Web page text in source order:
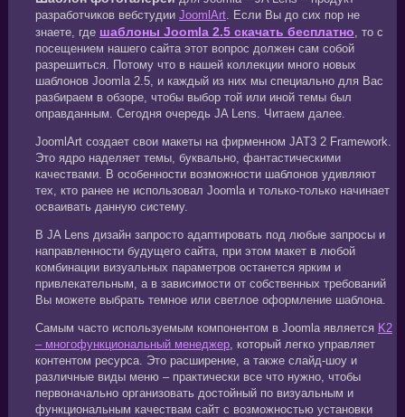
разработчиков вебстудии JoomlArt. Если Вы до сих пор не
знаете, где шаблоны Joomla 2.5 скачать бесплатно, то с
посещением нашего сайта этот вопрос должен сам собой
разрешиться. Потому что в нашей коллекции много новых
шаблонов Joomla 2.5, и каждый из них мы специально для Вас
разбираем в обзоре, чтобы выбор той или иной темы был
оправданным. Сегодня очередь JA Lens. Читаем далее.
JoomlArt создает свои макеты на фирменном JAT3 2 Framework.
Это ядро наделяет темы, буквально, фантастическими
качествами. В особенности возможности шаблонов удивляют
тех, кто ранее не использовал Joomla и только-только начинает
осваивать данную систему.
В JA Lens дизайн запросто адаптировать под любые запросы и
направленности будущего сайта, при этом макет в любой
комбинации визуальных параметров останется ярким и
привлекательным, а в зависимости от собственных требований
Вы можете выбрать темное или светлое оформление шаблона.
Самым часто используемым компонентом в Joomla является K2
– многофункциональный менеджер, который легко управляет
контентом ресурса. Это расширение, а также слайд-шоу и
различные виды меню – практически все что нужно, чтобы
первоначально организовать достойный по визуальным и
функциональным качествам сайт с возможностью установки